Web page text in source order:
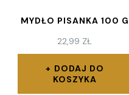
MYDŁO PISANKA 100 G
22,99 ZŁ
DODAJ DO
KOSZYKA